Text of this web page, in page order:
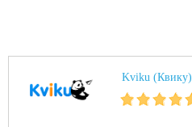
Kviku (Квику)